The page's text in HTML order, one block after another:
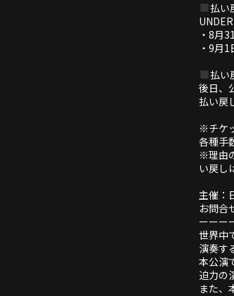
払い
・8月
・9月
払い
後日、
払い戻
※チケ
各種手
※理由
い戻し
主催：
お問合
ーーー
世界中
演奏す
本公演
迫力の
また、